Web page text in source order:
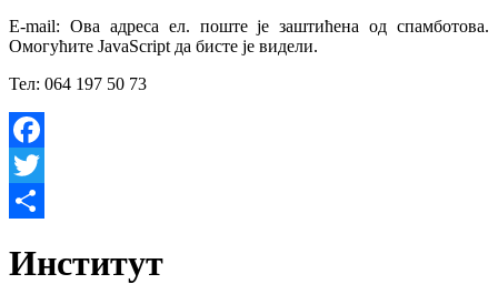
E-mail: Ова адреса ел. поште је заштићена од спамботова.
Омогућите JavaScript да бисте је видели.
Тел: 064 197 50 73
Facebook
Twitter
Институт